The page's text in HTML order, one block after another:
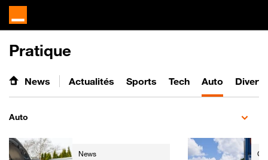
Pratique
News Actualités Sports Tech Auto
Auto
News